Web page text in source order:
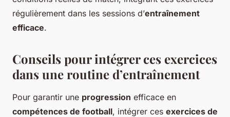
régulièrement dans les sessions d’entraînement
efficace.
Conseils pour intégrer ces exercices
dans une routine d’entraînement
Pour garantir une progression efficace en
compétences de football, intégrer ces exercices de